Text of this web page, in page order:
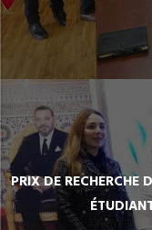
PRIX DE RECHERCHE